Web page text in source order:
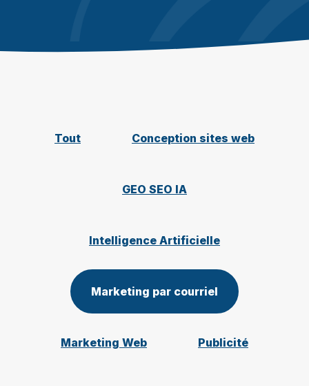
Tout Conception sites web
GEO SEO IA
Intelligence Artificielle
Marketing par courriel
Marketing Web Publicité